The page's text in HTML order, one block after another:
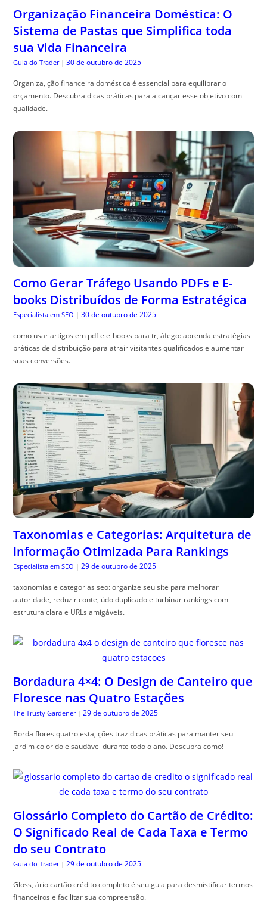
Organização Financeira Doméstica: O
Sistema de Pastas que Simplifica toda
sua Vida Financeira
Guia do Trader | 30 de outubro de 2025
Organiza, ção financeira doméstica é essencial para equilibrar o
orçamento. Descubra dicas práticas para alcançar esse objetivo com
qualidade.
Como Gerar Tráfego Usando PDFs e E-
books Distribuídos de Forma Estratégica
Especialista em SEO | 30 de outubro de 2025
como usar artigos em pdf e e-books para tr, áfego: aprenda estratégias
práticas de distribuição para atrair visitantes qualificados e aumentar
suas conversões.
Taxonomias e Categorias: Arquitetura de
Informação Otimizada Para Rankings
Especialista em SEO | 29 de outubro de 2025
taxonomias e categorias seo: organize seu site para melhorar
autoridade, reduzir conte, údo duplicado e turbinar rankings com
estrutura clara e URLs amigáveis.
Bordadura 4×4: O Design de Canteiro que
Floresce nas Quatro Estações
The Trusty Gardener | 29 de outubro de 2025
Borda flores quatro esta, ções traz dicas práticas para manter seu
jardim colorido e saudável durante todo o ano. Descubra como!
Glossário Completo do Cartão de Crédito:
O Significado Real de Cada Taxa e Termo
do seu Contrato
Guia do Trader | 29 de outubro de 2025
Gloss, ário cartão crédito completo é seu guia para desmistificar termos
financeiros e facilitar sua compreensão.